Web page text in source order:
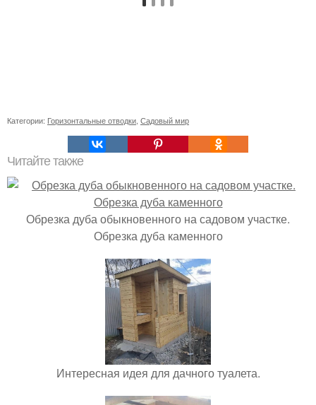
Категории: Горизонтальные отводки Садовый мир
Читайте также
Обрезка дуба обыкновенного на садовом участке.
Обрезка дуба каменного
Интересная идея для дачного туалета.